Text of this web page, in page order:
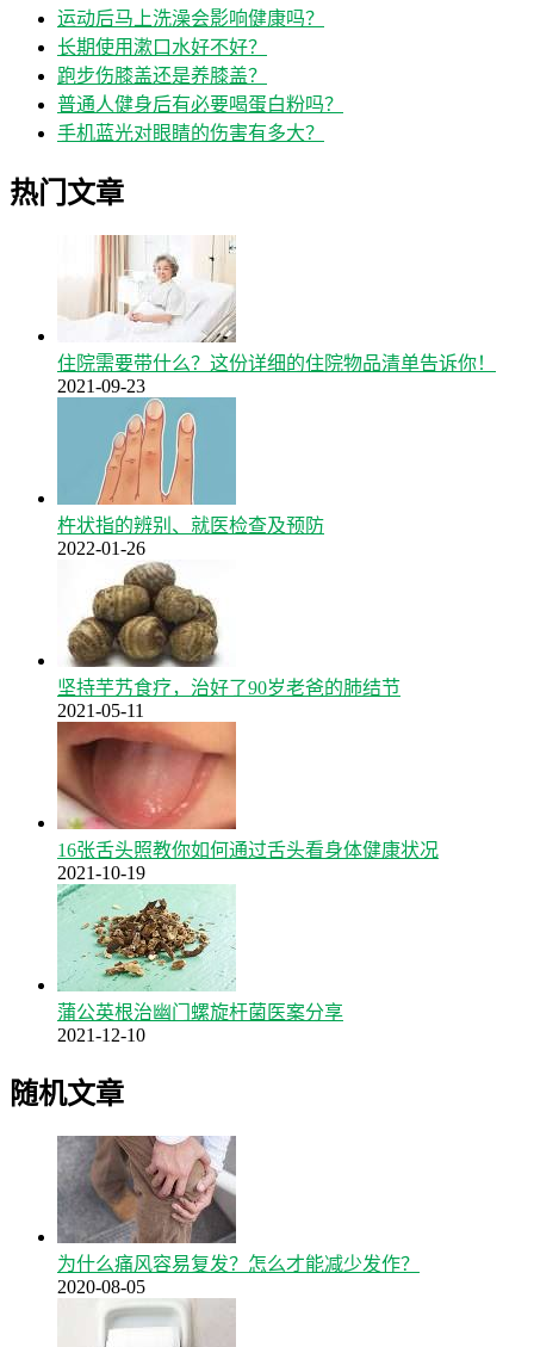
运动后马上洗澡会影响健康吗？
长期使用漱口水好不好？
跑步伤膝盖还是养膝盖？
普通人健身后有必要喝蛋白粉吗？
手机蓝光对眼睛的伤害有多大？
热门文章
住院需要带什么？这份详细的住院物品清单告诉你！
2021-09-23
杵状指的辨别、就医检查及预防
2022-01-26
坚持芋艿食疗，治好了90岁老爸的肺结节
2021-05-11
16张舌头照教你如何通过舌头看身体健康状况
2021-10-19
蒲公英根治幽门螺旋杆菌医案分享
2021-12-10
随机文章
为什么痛风容易复发？怎么才能减少发作？
2020-08-05